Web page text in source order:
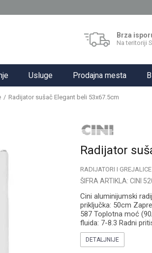
Brza
Na teritoriji
Usluge Prodajna mesta
Radijator sušač Elegant beli 53x67.5cm
Radijator
RADIJATORI I GREJALICE
ŠIFRA ARTIKLA: CINI
Cini aluminijumski
priključka: 50cm
587 Toplotna moć
fluida: 7-8.3 Radni
DETALJNIJE